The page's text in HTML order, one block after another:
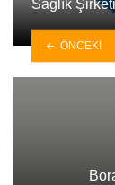
Sağlık
ÖNCEKI